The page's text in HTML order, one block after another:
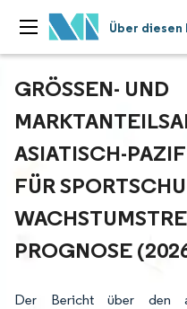
Über diesen
GRÖSSEN- UND M
SIATISCH-
ÜR
ROGNOSE
Der Bericht über den